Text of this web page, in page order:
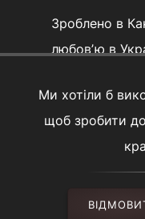
Ми хотіли б
щоб зробити
Зроблено в
любовʼю в